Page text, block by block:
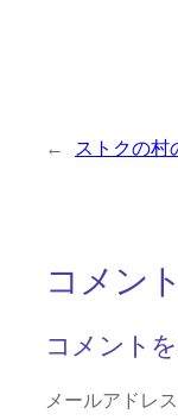
← ストクの村
コメント
コメント
メールアドレ